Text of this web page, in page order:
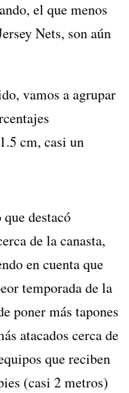
el que menos
Nets, son aún
vamos a agrupar
cm, casi un
destacó
de la canasta,
en cuenta que
temporada de la
poner más tapones
atacados cerca de
que reciben
(casi 2 metros)